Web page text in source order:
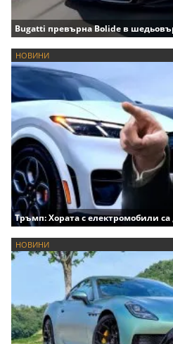
Bugatti превърна Bolide в
НОВИНИ
Тръмп: Хората с електромобили са
НОВИНИ